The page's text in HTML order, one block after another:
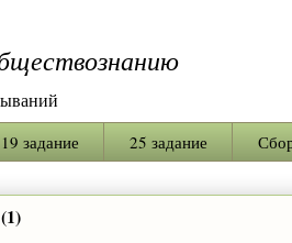
19 задание 25 задание